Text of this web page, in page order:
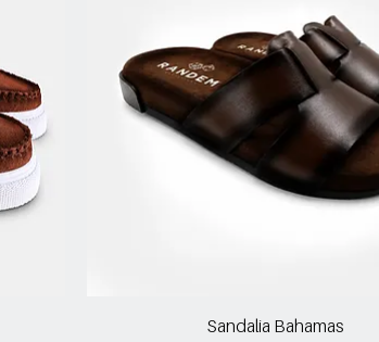
Sandalia Bahamas